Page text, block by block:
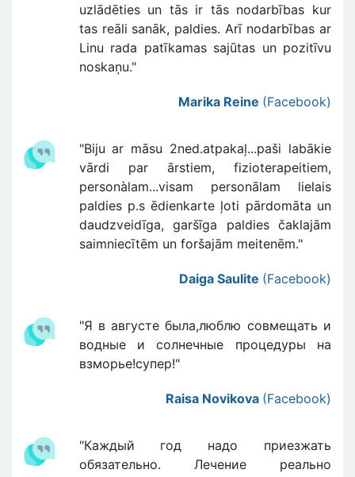
uzlādēties un tās ir tās nodarbības kur
tas reāli sanāk, paldies. Arī nodarbības ar
Linu rada patīkamas sajūtas un pozitīvu
noskaņu."
Marika Reine (Facebook)
"Biju ar māsu 2ned.atpakaļ...paši labākie
vārdi par ārstiem, fizioterapeitiem,
personàlam...visam personālam lielais
paldies p.s ēdienkarte ļoti pārdomāta un
daudzveidīga, garšīga paldies čaklajām
saimniecītēm un foršajām meitenēm."
Daiga Saulite (Facebook)
"Я в августе была,люблю совмещать и
водные и солнечные процедуры на
взморье!супер!"
Raisa Novikova (Facebook)
"Каждый год надо приезжать
обязательно. Лечение реально